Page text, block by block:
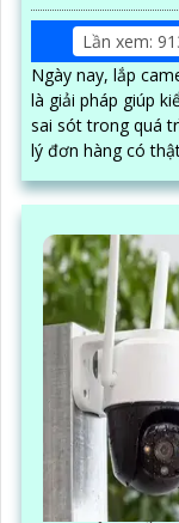
Lần xem:
Ngày nay, lắp
là giải pháp giúp
sai sót trong quá
lý đơn hàng có
Chi phí lắp đặt ra
đây nhe·